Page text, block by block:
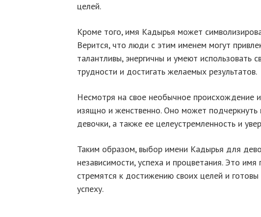
целей.
Кроме того, имя Кадырья может
Верится, что люди с этим именем могут
талантливы, энергичны и умеют использовать
трудности и достигать желаемых результатов.
Несмотря на свое необычное происхождение
изящно и женственно. Оно может подчеркнуть
девочки, а также ее целеустремленность и
Таким образом, выбор имени Кадырья для
независимости, успеха и процветания. Это
стремятся к достижению своих целей и
успеху.